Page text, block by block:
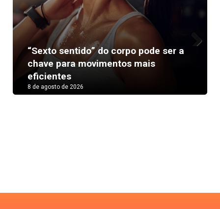
“Sexto sentido” do corpo pode ser a
chave para movimentos mais
eficientes
8 de agosto de 2026